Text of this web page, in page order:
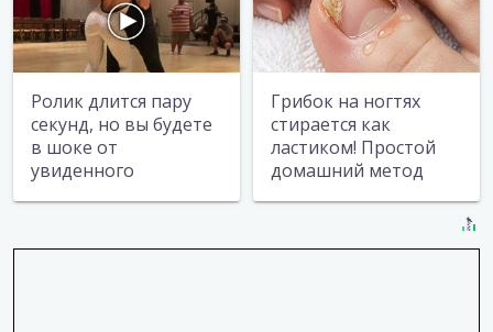
Ролик длится пару
секунд, но вы будете
в шоке от
увиденного
Грибок на ногтях
стирается как
ластиком! Простой
домашний метод